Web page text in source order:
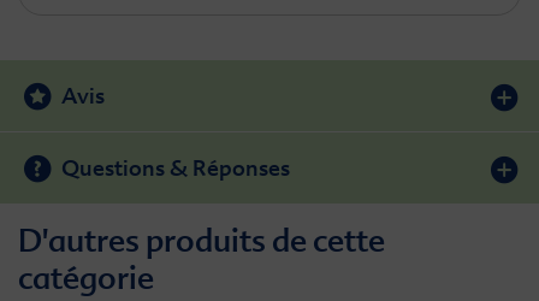
Avis
Questions & Réponses
D'autres produits de cette
catégorie